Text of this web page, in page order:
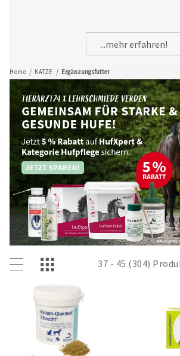
Home / KATZE / Ergänzungsfutter
...mehr erfahren!
37 - 45 (304)